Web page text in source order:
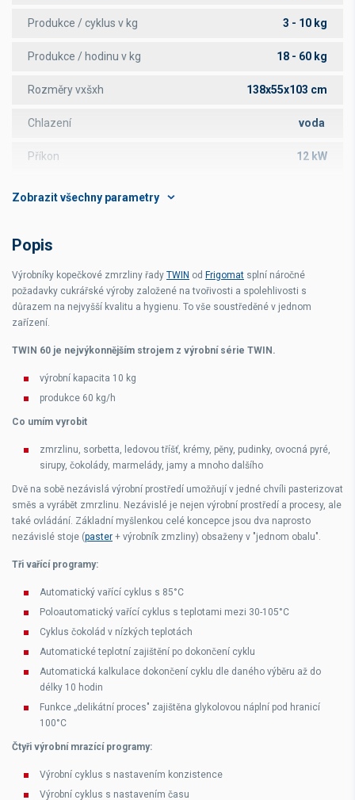
Produkce / cyklus v kg 3 - 10 kg
Produkce / hodinu v kg 18 - 60 kg
Rozměry vxšxh 138x55x103 cm
Chlazení voda
Příkon 12 kW
Popis
Výrobníky kopečkové zmrzliny řady TWIN od Frigomat splní náročné
požadavky cukrářské výroby založené na tvořivosti a spolehlivosti s
důrazem na nejvyšší kvalitu a hygienu. To vše soustředěné v jednom
zařízení.
TWIN 60 je nejvýkonnějším strojem z výrobní série TWIN.
výrobní kapacita 10 kg
produkce 60 kg/h
Co umím vyrobit
zmrzlinu, sorbetta, ledovou tříšť, krémy, pěny, pudinky, ovocná pyré,
sirupy, čokolády, marmelády, jamy a mnoho dalšího
Dvě na sobě nezávislá výrobní prostředí umožňují v jedné chvíli pasterizovat
směs a vyrábět zmrzlinu. Nezávislé je nejen výrobní prostředí a procesy, ale
také ovládání. Základní myšlenkou celé koncepce jsou dva naprosto
nezávislé stoje (paster + výrobník zmzliny) obsaženy v "jednom obalu".
Tři vařící programy:
Automatický vařící cyklus s 85°C
Poloautomatický vařící cyklus s teplotami mezi 30-105°C
Cyklus čokolád v nízkých teplotách
Automatické teplotní zajištění po dokončení cyklu
Automatická kalkulace dokončení cyklu dle daného výběru až do
délky 10 hodin
Funkce „delikátní proces" zajištěna glykolovou náplní pod hranicí
100°C
Čtyři výrobní mrazící programy:
Výrobní cyklus s nastavením konzistence
Výrobní cyklus s nastavením času